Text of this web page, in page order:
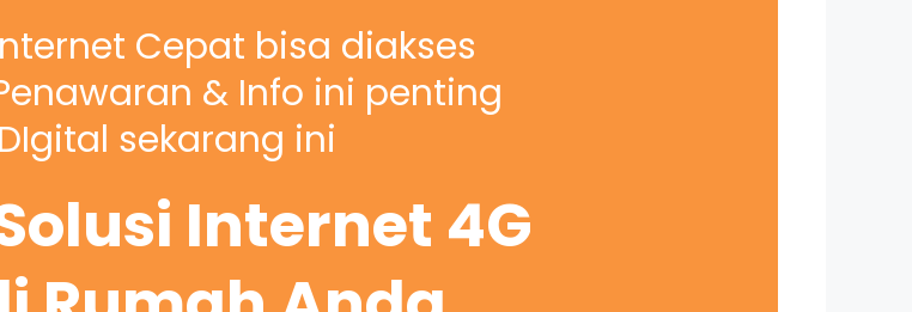
Cepat bisa diakses
& Info ini penting
sekarang ini
Internet 4G